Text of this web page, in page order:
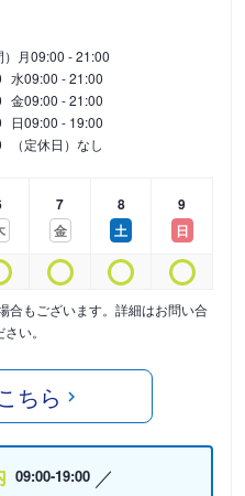
月09:00 - 21:00
水09:00 - 21:00
金09:00 - 21:00
日09:00 - 19:00
（定休日）なし
7
金
8
土
9
日
合もございます。詳細はお問い合
い。
ちら
09:00-19:00